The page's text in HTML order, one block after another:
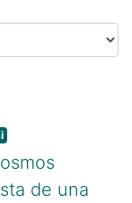
de una